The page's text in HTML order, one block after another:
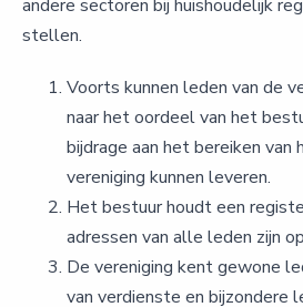
andere sectoren bij huishoudelijk
stellen.
Voorts kunnen leden van de
naar het oordeel van het
bijdrage aan het bereiken van
vereniging kunnen leveren.
Het bestuur houdt een
adressen van alle leden zijn
De vereniging kent gewone
van verdienste en bijzondere